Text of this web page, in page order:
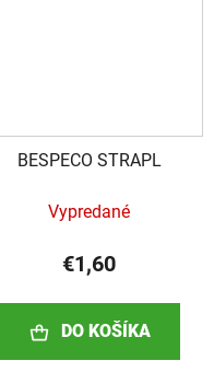
BESPECO STRAPL
Vypredané
€1,60
DO KOŠÍKA